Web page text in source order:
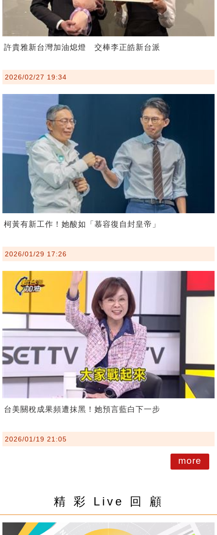
許貴雅新台灣加油熄燈 交棒李正皓新台派
2026/02/27 19:34
柯黃有新工作！她酸如「慕容復自封皇帝」
2026/01/29 17:26
台美關稅成果頻遭抹黑！她預言藍白下一步
2026/01/19 21:05
more
精 彩 Live 回 顧